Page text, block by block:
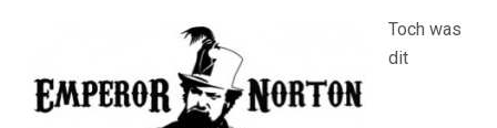
Toch was
dit